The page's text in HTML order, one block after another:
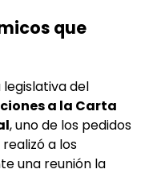
que
del
a la Carta
, uno de los pedidos
a los
una reunión la